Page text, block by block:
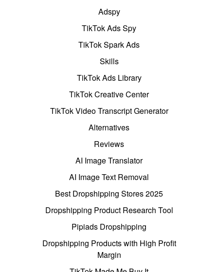
Adspy
TikTok Ads Spy
TikTok Spark Ads
Skills
TikTok Ads Library
TikTok Creative Center
TikTok Video Transcript Generator
Alternatives
Reviews
AI Image Translator
AI Image Text Removal
Best Dropshipping Stores 2025
Dropshipping Product Research Tool
Pipiads Dropshipping
Dropshipping Products with High Profit
Margin